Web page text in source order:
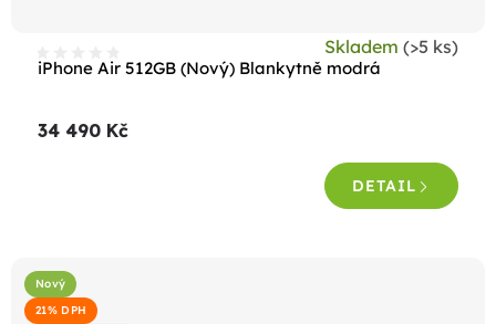
iPhone Air 512GB (Nový) Blankytně modrá
Skladem (>5 ks)
34 490 Kč
DETAIL
Nový
21% DPH